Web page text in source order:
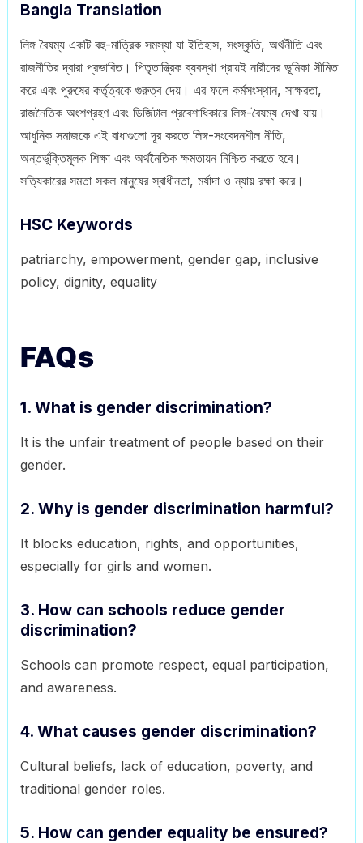
Bangla Translation
লিঙ্গ বৈষম্য একটি বহু-মাত্রিক সমস্যা যা ইতিহাস, সংস্কৃতি, অর্থনীতি এবং
রাজনীতির দ্বারা প্রভাবিত। পিতৃতান্ত্রিক ব্যবস্থা প্রায়ই নারীদের ভূমিকা সীমিত
করে এবং পুরুষের কর্তৃত্বকে গুরুত্ব দেয়। এর ফলে কর্মসংস্থান, সাক্ষরতা,
রাজনৈতিক অংশগ্রহণ এবং ডিজিটাল প্রবেশাধিকারে লিঙ্গ-বৈষম্য দেখা যায়।
আধুনিক সমাজকে এই বাধাগুলো দূর করতে লিঙ্গ-সংবেদনশীল নীতি,
অন্তর্ভুক্তিমূলক শিক্ষা এবং অর্থনৈতিক ক্ষমতায়ন নিশ্চিত করতে হবে।
সত্যিকারের সমতা সকল মানুষের স্বাধীনতা, মর্যাদা ও ন্যায় রক্ষা করে।
HSC Keywords
patriarchy, empowerment, gender gap, inclusive
policy, dignity, equality
FAQs
1. What is gender discrimination?
It is the unfair treatment of people based on their
gender.
2. Why is gender discrimination harmful?
It blocks education, rights, and opportunities,
especially for girls and women.
3. How can schools reduce gender
discrimination?
Schools can promote respect, equal participation,
and awareness.
4. What causes gender discrimination?
Cultural beliefs, lack of education, poverty, and
traditional gender roles.
5. How can gender equality be ensured?